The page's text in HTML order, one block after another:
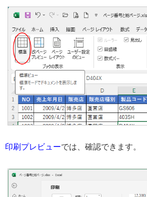
印刷プレビューでは、確認できます。